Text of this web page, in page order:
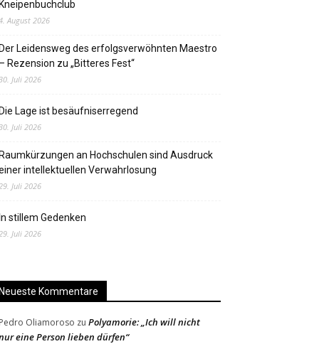
Kneipenbuchclub
August 2026
Der Leidensweg des erfolgsverwöhnten Maestro
– Rezension zu „Bitteres Fest“
Juli 2026
Die Lage ist besäufniserregend
Juli 2026
Raumkürzungen an Hochschulen sind Ausdruck
intellektuellen Verwahrlosung
Juli 2026
In stillem Gedenken
Juli 2026
Neueste Kommentare
Pedro Oliamoroso zu Polyamorie: „Ich will nicht
eine Person lieben dürfen“